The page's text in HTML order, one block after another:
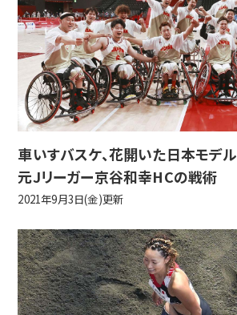
車いすバスケ、花開いた日本モデル
元Jリーガー京谷和幸HCの戦術
2021年9月3日(金)更新